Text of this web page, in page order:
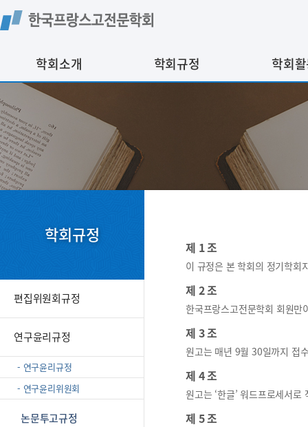
학회소개 학회규정 학회
학회규정
편집위원회규정
연구윤리규정
- 연구윤리규정
- 연구윤리위원회
논문투고규정
제 1 조
이 규정은 본 학회의 정기학회
제 2 조
한국프랑스고전문학회 회원만
제 3 조
원고는 매년 9월 30일까지 접
제 4 조
원고는 ‘한글’ 워드프로세서
제 5 조